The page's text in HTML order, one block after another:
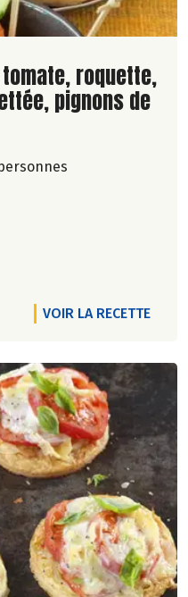
roquette,
pignons de
VOIR LA RECETTE